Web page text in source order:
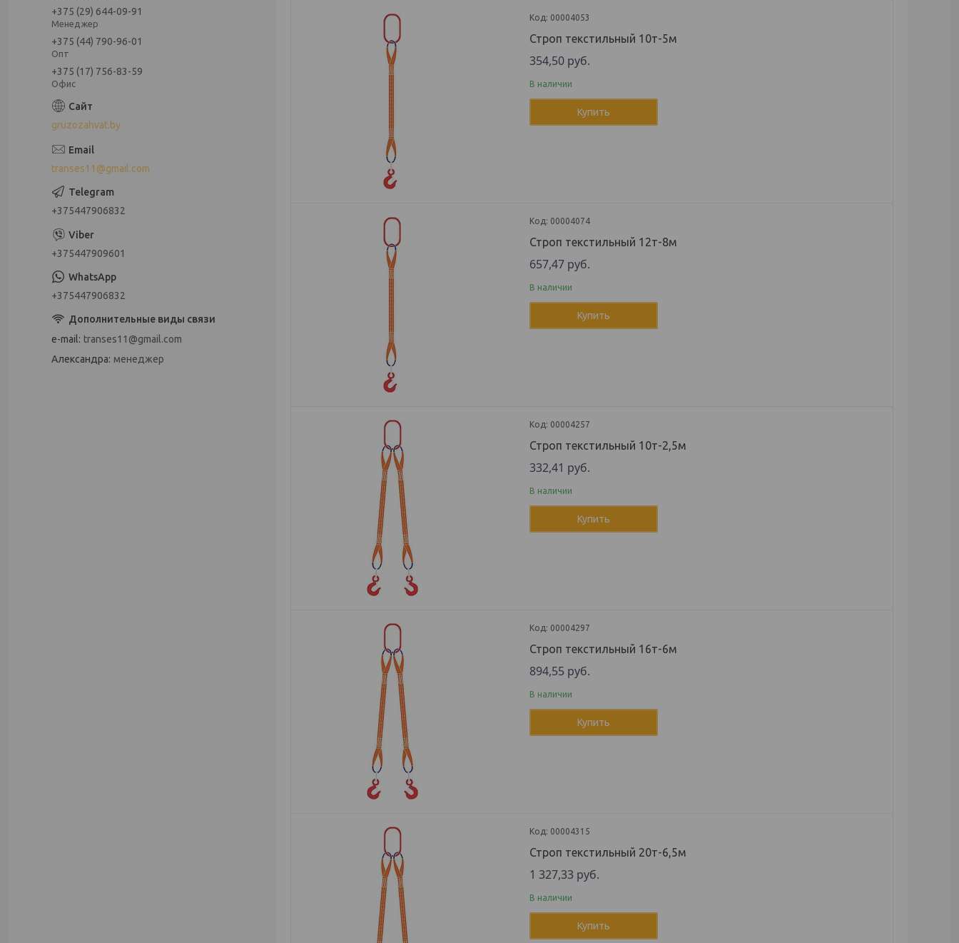
00004053
Строп текстильный 10т-5м
354,50 руб.
В наличии
Купить
00004074
Строп текстильный 12т-8м
657,47 руб.
В наличии
Купить
00004257
Строп текстильный 10т-2,5м
332,41 руб.
В наличии
Купить
00004297
Строп текстильный 16т-6м
894,55 руб.
В наличии
Купить
00004315
Строп текстильный 20т-6,5м
1 327,33 руб.
В наличии
Купить
+375 (29) 644-09-91
Менеджер
+375 (44) 790-96-01
Опт
+375 (17) 756-83-59
Офис
gruzozahvat.by
transes11@gmail.com
+375447906832
+375447909601
+375447906832
e-mail transes11@gmail.com
Александра менеджер